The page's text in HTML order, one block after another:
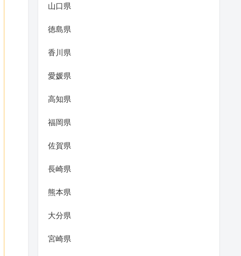
山口県
徳島県
香川県
愛媛県
高知県
福岡県
佐賀県
長崎県
熊本県
大分県
宮崎県